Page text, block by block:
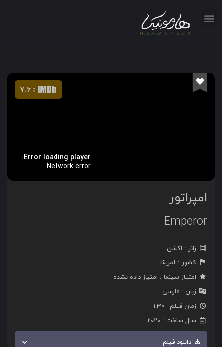
:
7.6
Error loading player:
Network error
امپراتور
Emperor
ژانر
اکشن
کشور
آمریکا
امتیاز سینما
امتیاز داده نشده
زبان
فارسی
زمان فیلم
1:30
سال ساخت
2020
دانلود فیلم